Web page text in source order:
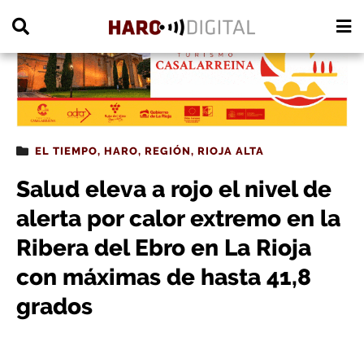
EL TIEMPO, HARO, REGIÓN, RIOJA ALTA
Salud eleva a rojo el nivel de
alerta por calor extremo en la
Ribera del Ebro en La Rioja
con máximas de hasta 41,8
grados